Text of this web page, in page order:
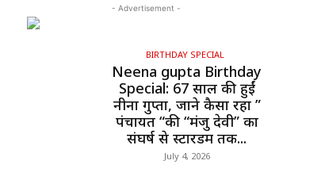
- Advertisement -
BIRTHDAY SPECIAL
Neena gupta Birthday
Special: 67 साल की हुईं
नीना गुप्ता, जाने कैसा रहा ”
पंचायत “की “मंजु देवी” का
संघर्ष से स्टारडम तक...
July 4, 2026